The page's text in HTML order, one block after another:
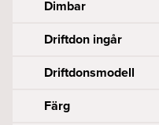
Dimbar
Driftdon ingår
Driftdonsmodell
Färg